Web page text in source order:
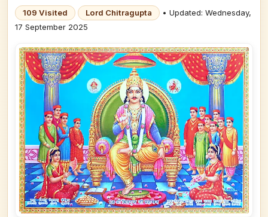
109 Visited Lord Chitragupta
• Updated: Wednesday,
17 September 2025